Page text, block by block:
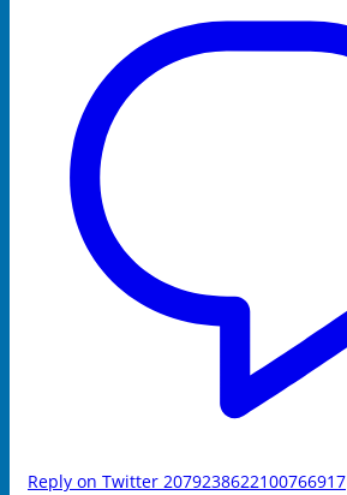
Reply on Twitter 2079238622100766917